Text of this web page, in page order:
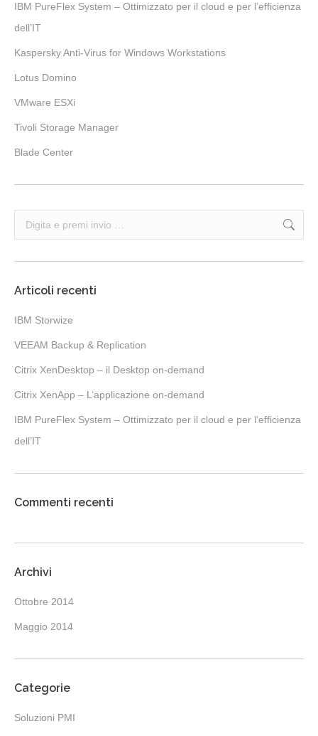
IBM PureFlex System – Ottimizzato per il cloud e per l’efficienza
dell’IT
Kaspersky Anti-Virus for Windows Workstations
Lotus Domino
VMware ESXi
Tivoli Storage Manager
Blade Center
Articoli recenti
IBM Storwize
VEEAM Backup & Replication
Citrix XenDesktop – il Desktop on-demand
Citrix XenApp – L’applicazione on-demand
IBM PureFlex System – Ottimizzato per il cloud e per l’efficienza
dell’IT
Commenti recenti
Archivi
Ottobre 2014
Maggio 2014
Categorie
Soluzioni PMI